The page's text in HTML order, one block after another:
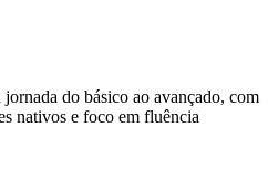
do básico ao avançado, com
nativos e foco em fluência